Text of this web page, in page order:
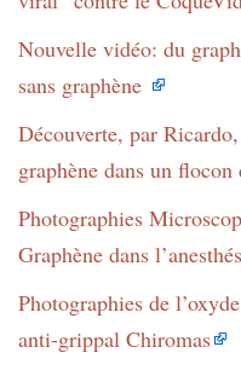
Nouvelle vidéo: du
sans graphène
Découverte, par
graphène dans un
Photographies
Graphène dans
Photographies de
anti-grippal Chiromas